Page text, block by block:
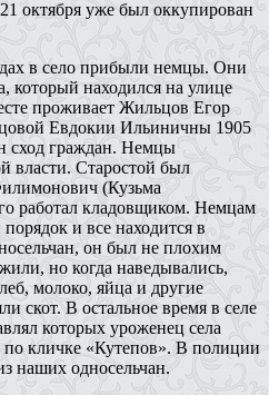
октября уже был оккупирован
в село прибыли немцы. Они
который находился на улице
проживает Жильцов Егор
Евдокии Ильиничны 1905
сход граждан. Немцы
власти. Старостой был
(Кузьма
работал кладовщиком. Немцам
и все находится в
он был не плохим
но когда наведывались,
молоко, яйца и другие
скот. В остальное время в селе
которых уроженец села
кличке «Кутепов». В полиции
наших односельчан.